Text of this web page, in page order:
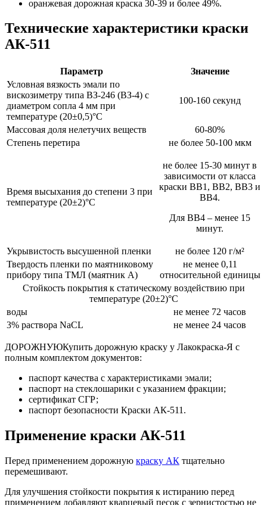
оранжевая дорожная краска 30-39 и более 49%.
Технические характеристики краски
АК-511
Параметр
Значение
Условная вязкость эмали по
вискозиметру типа ВЗ-246 (ВЗ-4) c
диаметром сопла 4 мм при
температуре (20±0,5)°С
100-160 секунд
Массовая доля нелетучих веществ
60-80%
Степень перетира
не более 50-100 мкм
Время высыхания до степени 3 при
температуре (20±2)°С
не более 15-30 минут в
зависимости от класса
краски ВВ1, ВВ2, ВВ3 и
ВВ4.
Для ВВ4 – менее 15
минут.
Укрывистость высушенной пленки
не более 120 г/м²
Твердость пленки по маятниковому
прибору типа ТМЛ (маятник А)
не менее 0,11
относительной единицы
Стойкость покрытия к статическому воздействию при
температуре (20±2)°С
воды
не менее 72 часов
3% раствора NaCL
не менее 24 часов
ДОРОЖНУЮКупить дорожную краску у Лакокраска-Я с
полным комплектом документов:
паспорт качества с характеристиками эмали;
паспорт на стеклошарики с указанием фракции;
сертификат СГР;
паспорт безопасности Краски АК-511.
Применение краски АК-511
Перед применением дорожную краску АК тщательно
перемешивают.
Для улучшения стойкости покрытия к истиранию перед
применением добавляют кварцевый песок с зернистостью не